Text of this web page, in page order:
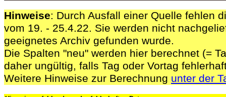
Hinweise: Durch Ausfall einer Quelle fehlen
vom 19. - 25.4.22. Sie werden nicht
geeignetes Archiv gefunden wurde.
Die Spalten "neu" werden hier berechnet (=
daher ungültig, falls Tag oder Vortag
Weitere Hinweise zur Berechnung unter der